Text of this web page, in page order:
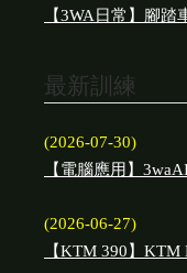
【3WA日常】腳踏
最新訓練
(2026-07-30)
【電腦應用】
(2026-06-27)
【KTM 390】